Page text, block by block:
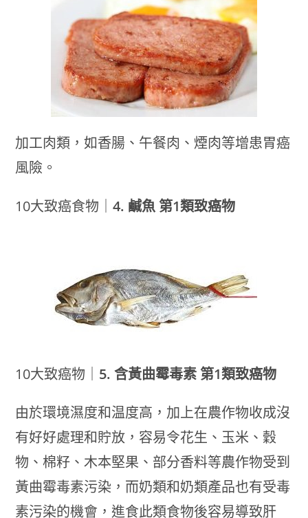
加工肉類，如香腸、午餐肉、煙肉等增患胃癌
風險。
10大致癌食物｜4. 鹹魚 第1類致癌物
10大致癌物｜ 5. 含黃曲霉毒素 第1類致癌物
由於環境濕度和温度高，加上在農作物收成沒
有好好處理和貯放，容易令花生、玉米、穀
物、棉籽、木本堅果、部分香料等農作物受到
黃曲霉毒素污染，而奶類和奶類產品也有受毒
素污染的機會，進食此類食物後容易導致肝